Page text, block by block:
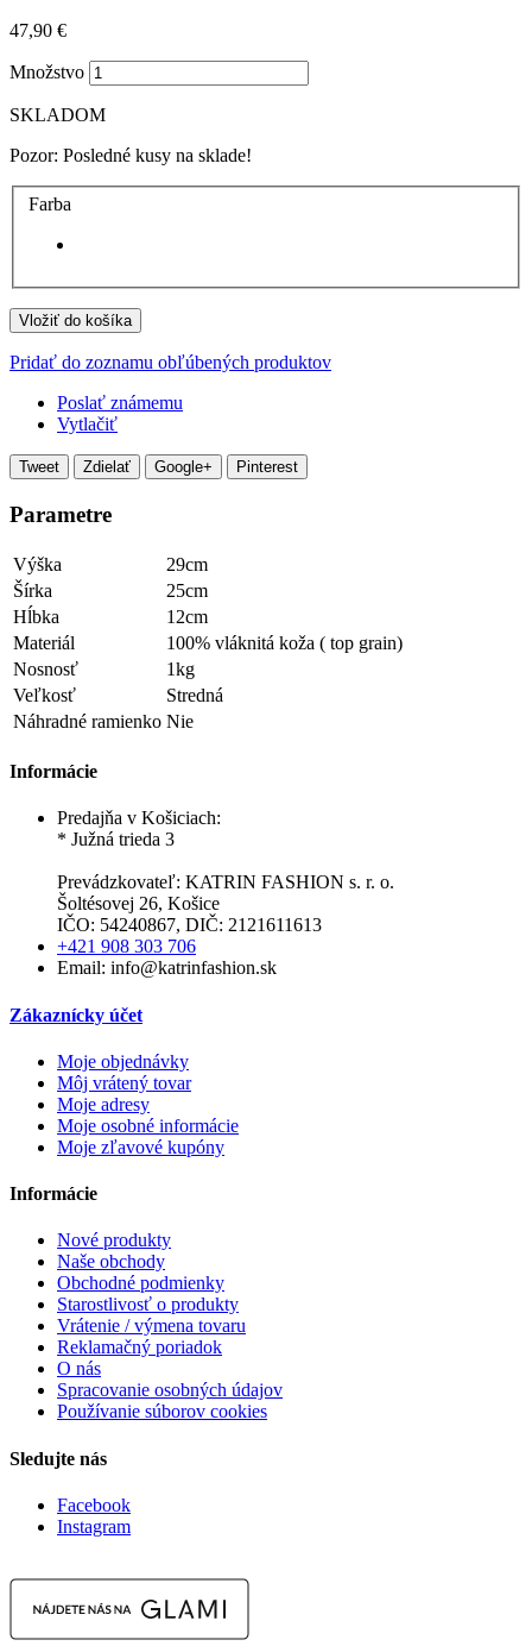
47,90 €
Množstvo
SKLADOM
Pozor: Posledné kusy na sklade!
Farba
Vložiť do košíka
Pridať do zoznamu obľúbených produktov
Poslať známemu
Vytlačiť
Tweet Zdielať Google+ Pinterest
Parametre
Výška
29cm
Šírka
25cm
Hĺbka
12cm
Materiál
100% vláknitá koža ( top grain)
Nosnosť
1kg
Veľkosť
Stredná
Náhradné ramienko Nie
Informácie
Predajňa v Košiciach:
* Južná trieda 3
Prevádzkovateľ: KATRIN FASHION s. r. o.
Šoltésovej 26, Košice
IČO: 54240867, DIČ: 2121611613
+421 908 303 706
Email: info@katrinfashion.sk
Zákaznícky účet
Moje objednávky
Môj vrátený tovar
Moje adresy
Moje osobné informácie
Moje zľavové kupóny
Informácie
Nové produkty
Naše obchody
Obchodné podmienky
Starostlivosť o produkty
Vrátenie / výmena tovaru
Reklamačný poriadok
O nás
Spracovanie osobných údajov
Používanie súborov cookies
Sledujte nás
Facebook
Instagram